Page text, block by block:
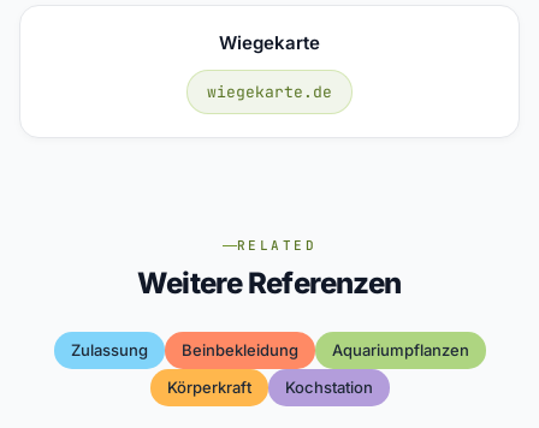
Wiegekarte
wiegekarte.de
RELATED
Weitere Referenzen
Zulassung Beinbekleidung
Aquariumpflanzen
Körperkraft
Kochstation